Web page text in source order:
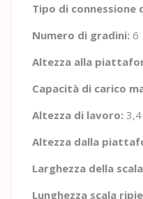
Tipo di connessione
Numero di gradini: 6
Altezza alla
Capacità di carico
Altezza di lavoro:
Altezza dalla
Larghezza della
Lunghezza scala